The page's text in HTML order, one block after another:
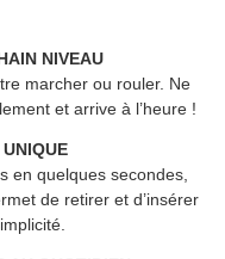
NIVEAU
marcher ou rouler. Ne
et arrive à l’heure !
en quelques secondes,
de retirer et d’insérer